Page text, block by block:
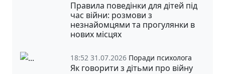
Правила поведінки для дітей під
час війни: розмови з
незнайомцями та прогулянки в
нових місцях
18:52 31.07.2026 Поради психолога
Як говорити з дітьми про війну